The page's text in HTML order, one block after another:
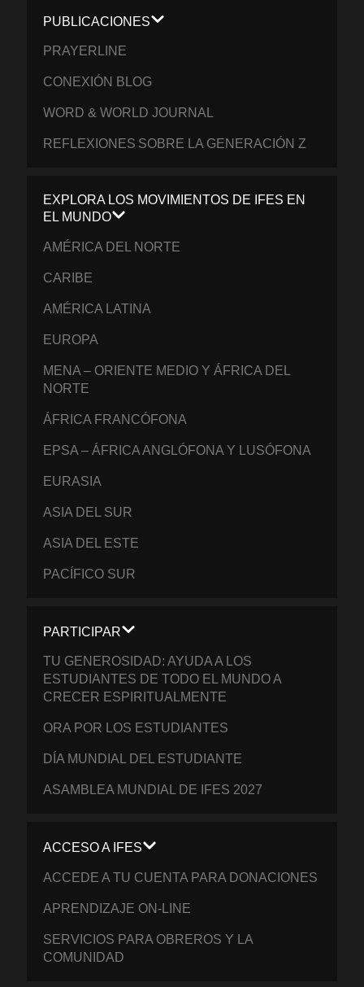
PUBLICACIONES
PRAYERLINE
CONEXIÓN BLOG
WORD & WORLD JOURNAL
REFLEXIONES SOBRE LA GENERACIÓN Z
EXPLORA LOS MOVIMIENTOS DE IFES EN
EL MUNDO
AMÉRICA DEL NORTE
CARIBE
AMÉRICA LATINA
EUROPA
MENA – ORIENTE MEDIO Y ÁFRICA DEL
NORTE
ÁFRICA FRANCÓFONA
EPSA – ÁFRICA ANGLÓFONA Y LUSÓFONA
EURASIA
ASIA DEL SUR
ASIA DEL ESTE
PACÍFICO SUR
PARTICIPAR
TU GENEROSIDAD: AYUDA A LOS
ESTUDIANTES DE TODO EL MUNDO A
CRECER ESPIRITUALMENTE
ORA POR LOS ESTUDIANTES
DÍA MUNDIAL DEL ESTUDIANTE
ASAMBLEA MUNDIAL DE IFES 2027
ACCESO A IFES
ACCEDE A TU CUENTA PARA DONACIONES
APRENDIZAJE ON-LINE
SERVICIOS PARA OBREROS Y LA
COMUNIDAD